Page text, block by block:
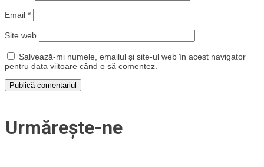
Email *
Site web
Salvează-mi numele, emailul și site-ul web în acest navigator
pentru data viitoare când o să comentez.
Urmărește-ne